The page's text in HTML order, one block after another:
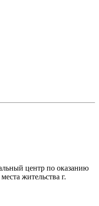
центр по оказанию
жительства г.